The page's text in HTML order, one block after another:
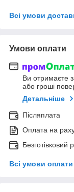
Всі умови
Умови оплати
Ви отримаєте
або гроші
Детальніше
Післяплата
Оплата на
Всі умови оплати